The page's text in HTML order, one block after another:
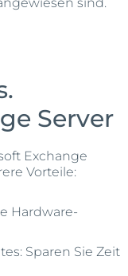
Server
Exchange
Vorteile:
Hardware-
Sparen Sie Zeit